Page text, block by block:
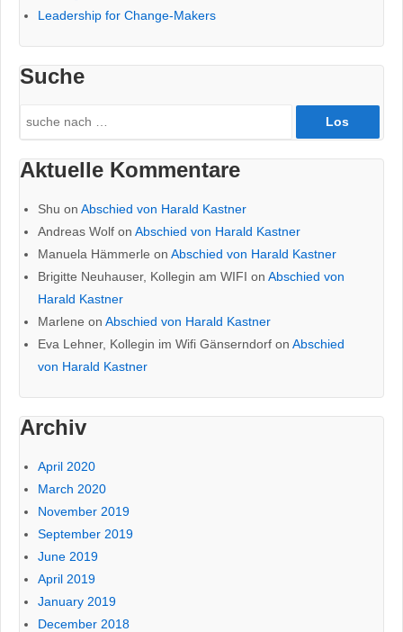
Leadership for Change-Makers
Suche
Search
for:
Aktuelle Kommentare
Shu on Abschied von Harald Kastner
Andreas Wolf on Abschied von Harald Kastner
Manuela Hämmerle on Abschied von Harald Kastner
Brigitte Neuhauser, Kollegin am WIFI on Abschied von
Harald Kastner
Marlene on Abschied von Harald Kastner
Eva Lehner, Kollegin im Wifi Gänserndorf on Abschied
von Harald Kastner
Archiv
April 2020
March 2020
November 2019
September 2019
June 2019
April 2019
January 2019
December 2018